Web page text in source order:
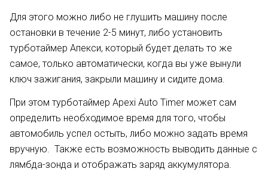
Для этого можно либо не глушить машину после
остановки в течение 2-5 минут, либо установить
турботаймер Апекси, который будет делать то же
самое, только автоматически, когда вы уже вынули
ключ зажигания, закрыли машину и сидите дома.
При этом турботаймер Apexi Auto Timer может сам
определить необходимое время для того, чтобы
автомобиль успел остыть, либо можно задать время
вручную. Также есть возможность выводить данные с
лямбда-зонда и отображать заряд аккумулятора.